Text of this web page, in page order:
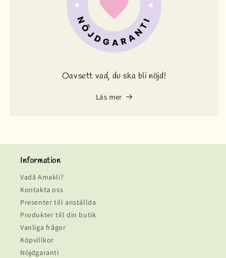
Oavsett vad, du ska bli nöjd!
Läs mer
Information
Vadå Amakli?
Kontakta oss
Presenter till anställda
Produkter till din butik
Vanliga frågor
Köpvillkor
Nöjdgaranti